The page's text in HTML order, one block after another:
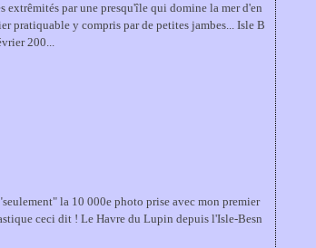
extrêmités par une presqu'île qui domine la mer d'en
pratiquable y compris par de petites jambes... Isle B
200...
la 10 000e photo prise avec mon premier
ceci dit ! Le Havre du Lupin depuis l'Isle-Besn